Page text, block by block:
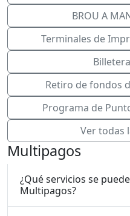
BROU A
Terminales de
Retiro de fondos
Programa de
Ver todas
Multipagos
¿Qué servicios se
Multipagos?